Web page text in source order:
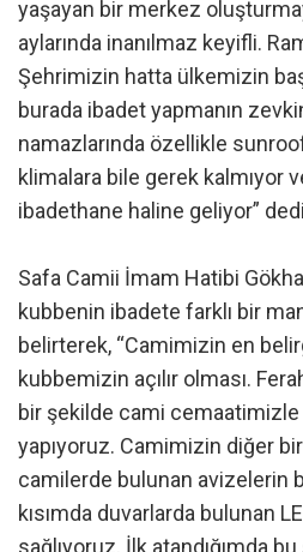
yaşayan bir merkez
aylarında inanılmaz keyifli.
Şehrimizin hatta ülkemizin
burada ibadet yapmanın
namazlarında özellikle
klimalara bile gerek kalmıyor
ibadethane haline geliyor”
Safa Camii İmam Hatibi
kubbenin ibadete farklı bir
belirterek, “Camimizin en
kubbemizin açılır olması.
bir şekilde cami
yapıyoruz. Camimizin diğer
camilerde bulunan avizelerin
kısımda duvarlarda bulunan